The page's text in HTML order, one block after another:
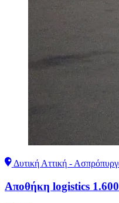
Δυτική Αττική -
Αποθήκη logistics 1.600